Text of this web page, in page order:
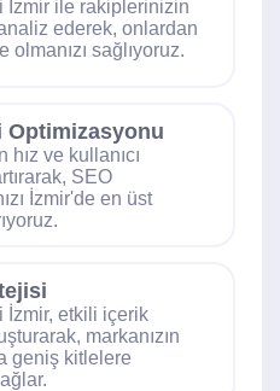
İzmir ile rakiplerinizin
ederek, onlardan
olmanızı sağlıyoruz.
Optimizasyonu
ve kullanıcı
SEO
İzmir'de en üst
İzmir, etkili içerik
markanızın
geniş kitlelere